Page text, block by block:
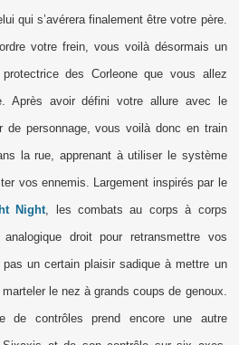
qui s’avérera finalement être votre père.
votre frein, vous voilà désormais un
des Corleone que vous allez
Après avoir défini votre allure avec le
de personnage, vous voilà donc en train
la rue, apprenant à utiliser le système
vos ennemis. Largement inspirés par le
Night , les combats au corps à corps
droit pour retransmettre vos
un certain plaisir sadique à mettre un
le nez à grands coups de genoux.
de contrôles prend encore une autre